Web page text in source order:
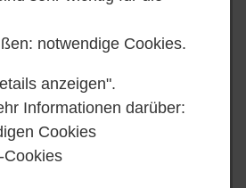
notwendige Cookies.
anzeigen".
Informationen darüber:
Cookies
Cookies